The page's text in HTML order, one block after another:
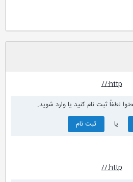
http://
لطفاً ثبت نام کنید یا وارد شوید.
ثبت نام
http://